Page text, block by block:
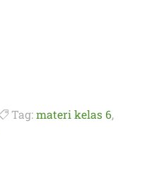
Tag:materi kelas 6,